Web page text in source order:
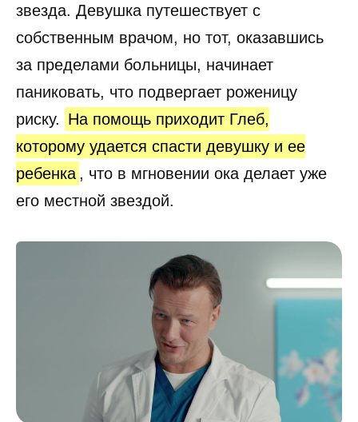
звезда. Девушка путешествует с
собственным врачом, но тот, оказавшись
за пределами больницы, начинает
паниковать, что подвергает роженицу
риску. На помощь приходит Глеб,
которому удается спасти девушку и ее
ребенка , что в мгновении ока делает уже
его местной звездой.